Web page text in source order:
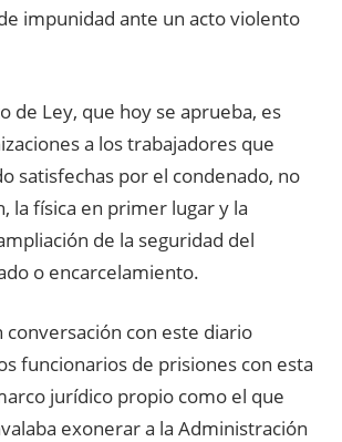
impunidad ante un acto violento
Ley, que hoy se aprueba, es
a los trabajadores que
satisfechas por el condenado, no
la física en primer lugar y la
de la seguridad del
o encarcelamiento.
conversación con este diario
funcionarios de prisiones con esta
jurídico propio como el que
exonerar a la Administración